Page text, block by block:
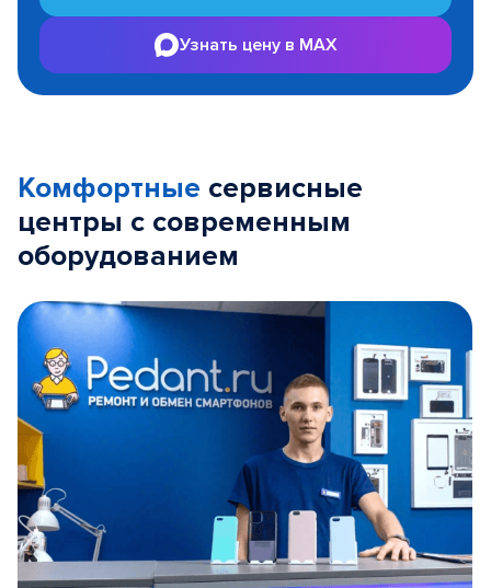
Узнать цену в MAX
Комфортные сервисные
центры с современным
оборудованием